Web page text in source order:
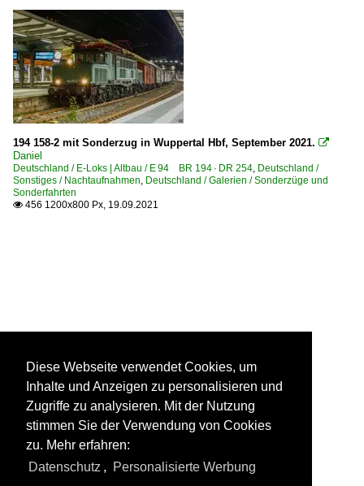
194 158-2 mit Sonderzug in Wuppertal Hbf, September 2021. 
Daniel
Deutschland / E-Loks | Altbau / E 94 BR 194 · DR 254, Deutschland /
Sonstiges / Nachtaufnahmen, Deutschland / Galerien / Sonderzüge und
Sonderfahrten
 456 1200x800 Px, 19.09.2021
Diese Webseite verwendet Cookies, um
Inhalte und Anzeigen zu personalisieren und
Zugriffe zu analysieren. Mit der Nutzung
stimmen Sie der Verwendung von Cookies
zu. Mehr erfahren:
Datenschutz , Personalisierte Werbung